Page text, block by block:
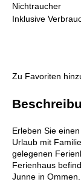
Nichtraucher
Inklusive
Zu Favoriten
Erleben Sie
Urlaub mit
gelegenen
Ferienhaus
Junne in